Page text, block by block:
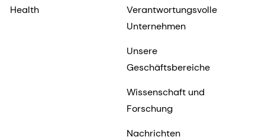
Health
Verantwortungsvolle
Unternehmen
Unsere
Geschäftsbereiche
Wissenschaft und
Forschung
Nachrichten